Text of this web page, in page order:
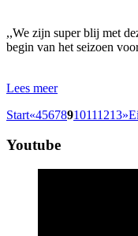
,,We zijn super blij met
begin van het seizoen voor
Lees meer
Start«45678910111213»
Youtube